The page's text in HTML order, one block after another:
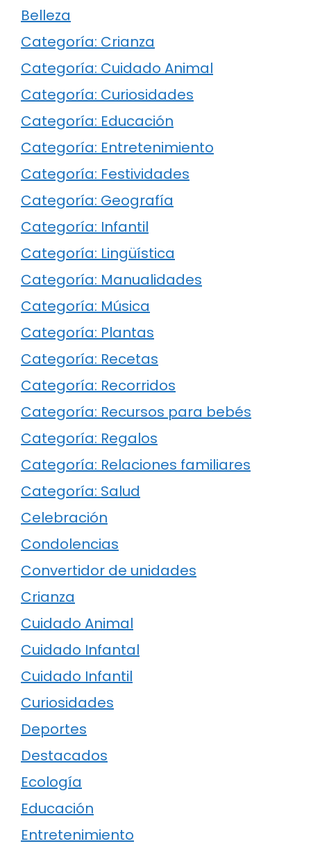
Belleza
Categoría: Crianza
Categoría: Cuidado Animal
Categoría: Curiosidades
Categoría: Educación
Categoría: Entretenimiento
Categoría: Festividades
Categoría: Geografía
Categoría: Infantil
Categoría: Lingüística
Categoría: Manualidades
Categoría: Música
Categoría: Plantas
Categoría: Recetas
Categoría: Recorridos
Categoría: Recursos para bebés
Categoría: Regalos
Categoría: Relaciones familiares
Categoría: Salud
Celebración
Condolencias
Convertidor de unidades
Crianza
Cuidado Animal
Cuidado Infantal
Cuidado Infantil
Curiosidades
Deportes
Destacados
Ecología
Educación
Entretenimiento